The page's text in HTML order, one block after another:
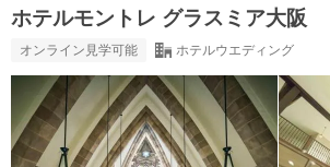
ホテルモントレ グラスミア大阪
オンライン見学可能 ホテルウエディング